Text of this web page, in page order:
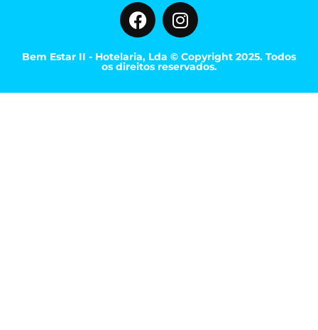
Bem Estar II - Hotelaria, Lda © Copyright 2025. Todos
os direitos reservados.